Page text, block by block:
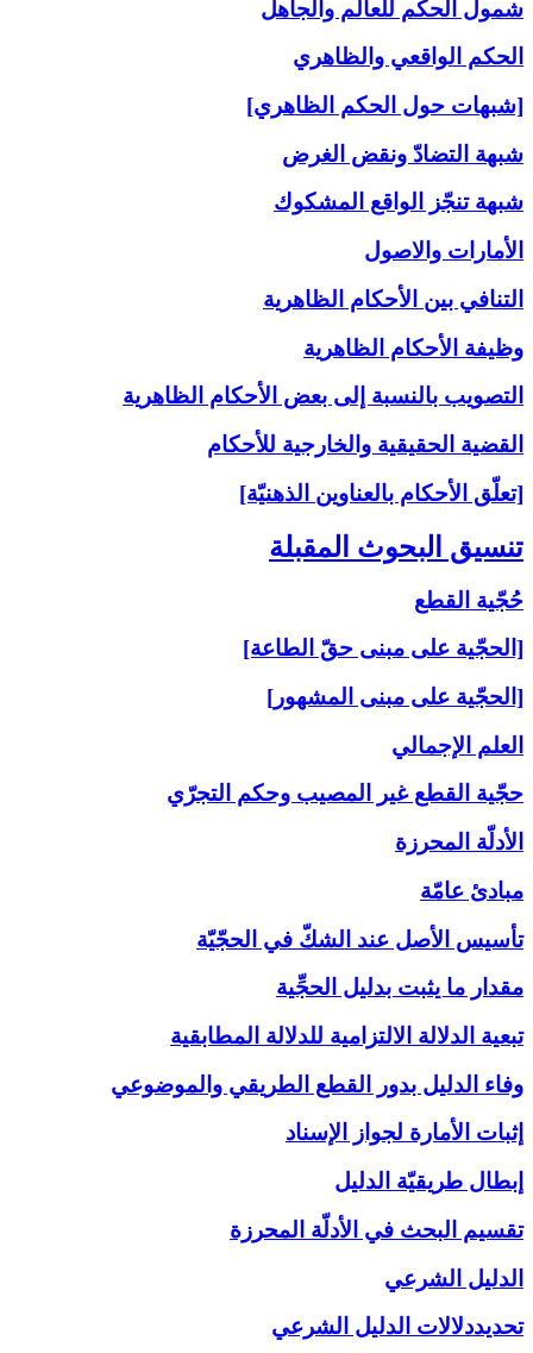
شمول الحكم للعالم والجاهل
الحكم الواقعي والظاهري
[شبهات حول الحكم الظاهري]
شبهة التضادّ ونقض الغرض
شبهة تنجّز الواقع المشكوك
الأمارات والاصول
التنافي بين الأحكام الظاهرية
وظيفة الأحكام الظاهرية
التصويب بالنسبة إلى‏ بعض الأحكام الظاهرية
القضية الحقيقية والخارجية للأحكام
[تعلّق الأحكام بالعناوين الذهنيّة]
تنسيق البحوث المقبلة
حُجّية القطع
[الحجّية على مبنى حقّ الطاعة]
[الحجّية على مبنى المشهور]
العلم الإجمالي
حجّية القطع غير المصيب وحكم التجرّي
الأدلّة المحرزة
مبادئ عامّة
تأسيس الأصل عند الشكّ في الحجّيّة
مقدار ما يثبت بدليل الحجِّية
تبعية الدلالة الالتزامية للدلالة المطابقية
وفاء الدليل بدور القطع الطريقي والموضوعي
إثبات الأمارة لجواز الإسناد
إبطال طريقيّة الدليل
تقسيم البحث في الأدلّة المحرزة
الدليل الشرعي‏
تحديددلالات الدليل الشرعي‏